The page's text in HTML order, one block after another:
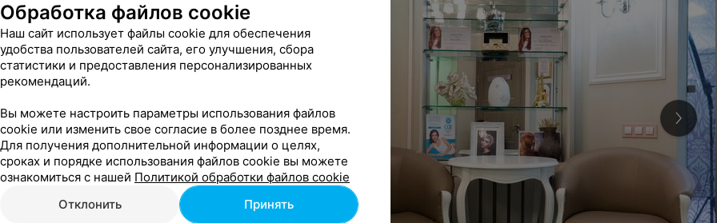
Ольга
отзыва 5
23 года
• Парикмахер-стилист
Записаться
Обработка файлов cookie
Наш сайт использует файлы cookie для обеспечения
удобства пользователей сайта, его улучшения, сбора
статистики и предоставления персонализированных
рекомендаций.
Вы можете настроить параметры использования файлов
cookie или изменить свое согласие в более позднее время.
Для получения дополнительной информации о целях,
сроках и порядке использования файлов cookie вы можете
ознакомиться с нашей Политикой обработки файлов cookie
Отклонить
Принять